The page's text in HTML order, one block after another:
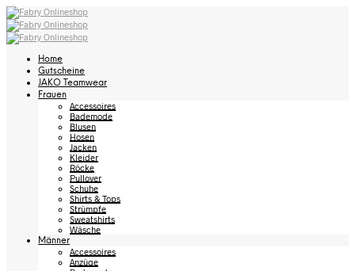
Home
Gutscheine
JAKO Teamwear
Frauen
Accessoires
Bademode
Blusen
Hosen
Jacken
Kleider
Röcke
Pullover
Schuhe
Shirts & Tops
Strümpfe
Sweatshirts
Wäsche
Männer
Accessoires
Anzüge